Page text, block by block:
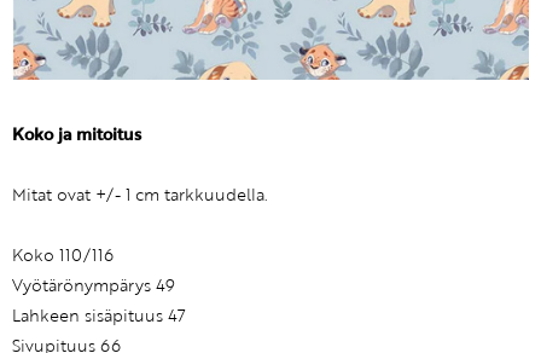
Koko ja mitoitus
Mitat ovat +/- 1 cm tarkkuudella.
Koko 110/116
Vyötärönympärys 49
Lahkeen sisäpituus 47
Sivupituus 66